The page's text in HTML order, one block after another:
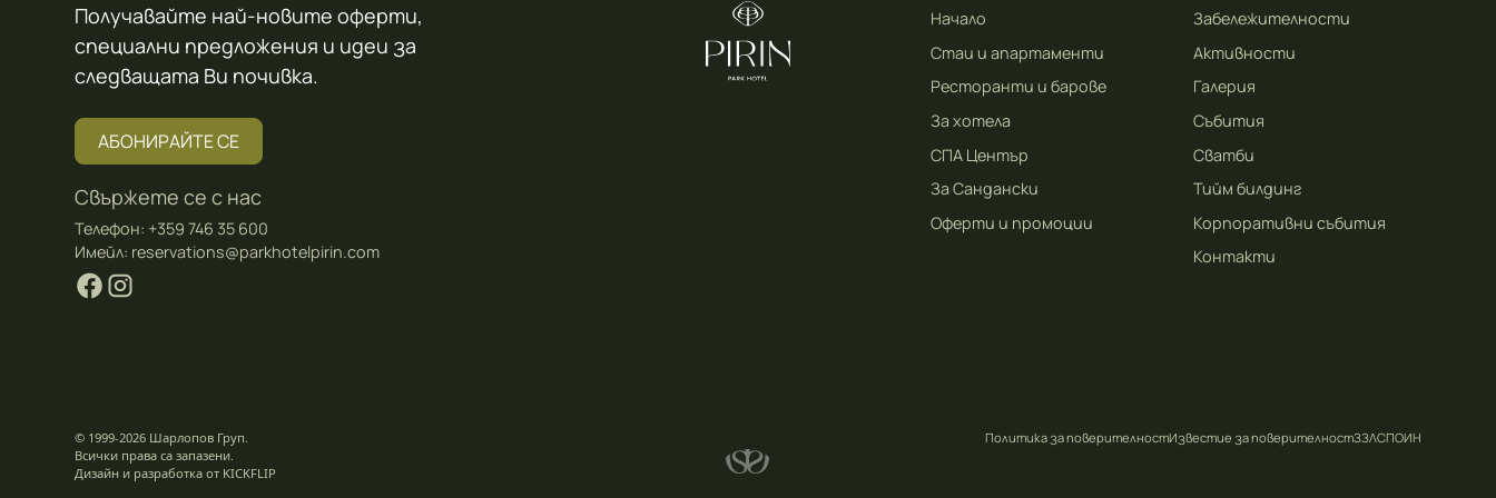
Получавайте най-новите оферти,
специални предложения и идеи за
следващата Ви почивка.
АБОНИРАЙТЕ СЕ
Свържете се с нас
Телефон: +359 746 35 600
Имейл: reservations@parkhotelpirin.com
Начало
Стаи и апартаменти
Ресторанти и барове
За хотела
СПА Център
За Сандански
Оферти и промоции
Забележителности
Активности
Галерия
Събития
Сватби
Тийм билдинг
Корпоративни събития
Контакти
© 1999-2026 Шарлопов Груп.
Всички права са запазени.
Дизайн и разработка от KICKFLIP
Политика за поверителностИзвестие за поверителностЗЗЛСПОИН